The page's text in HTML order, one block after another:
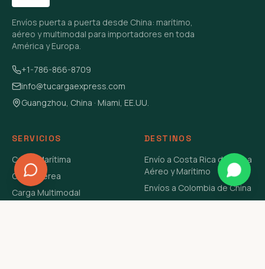
Envíos puerta a puerta desde China: marítimo,
aéreo y multimodal para importadores en toda
América y Europa.
+1-786-866-8709
info@tucargaexpress.com
Guangzhou, China · Miami, EE.UU.
SERVICIOS
Carga Marítima
Carga Aérea
Carga Multimodal
DESTINOS
Envío a Costa Rica de China
Aéreo y Marítimo
Envíos a Colombia de China